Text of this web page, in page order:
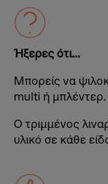
Ήξερες ότι...
Μπορείς να
multi ή μπλέντερ.
Ο τριμμένος
υλικό σε κάθε